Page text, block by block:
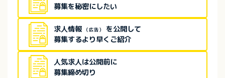
募集を秘密にしたい
求人情報 （広告）
を公開して
募集するより早くご紹介
人気求人は公開前に
募集締め切り